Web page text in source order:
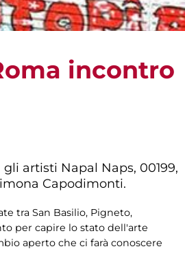
incontro
artisti Napal Naps, 00199,
Capodimonti.
tra San Basilio, Pigneto,
per capire lo stato dell'arte
aperto che ci farà conoscere